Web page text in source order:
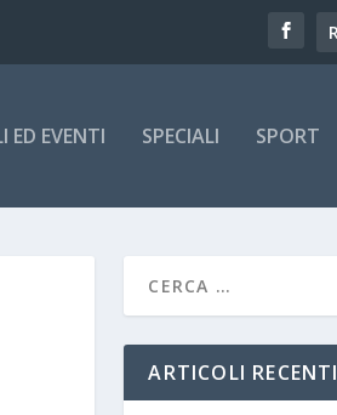
ED EVENTI SPECIALI SPORT
ARTICOLI RECENTI